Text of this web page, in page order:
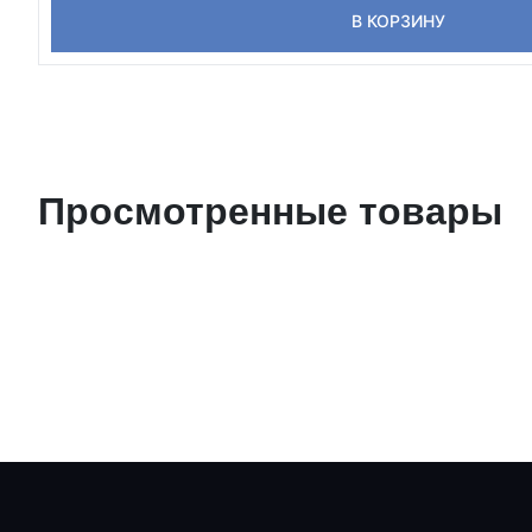
В КОРЗИНУ
Просмотренные товары